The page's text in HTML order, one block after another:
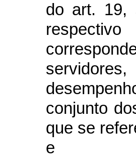
do art. 19,
conjunto
que se
e